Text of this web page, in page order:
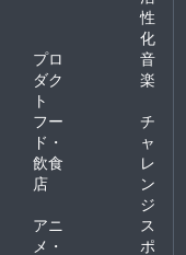
性
化
プロ
ダク
ト
音
楽
フー
ド・
飲食
店
チ
ャ
レ
ン
ジ
アニ
メ・
ス
ポ